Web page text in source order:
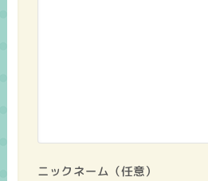
ニックネーム（任意）